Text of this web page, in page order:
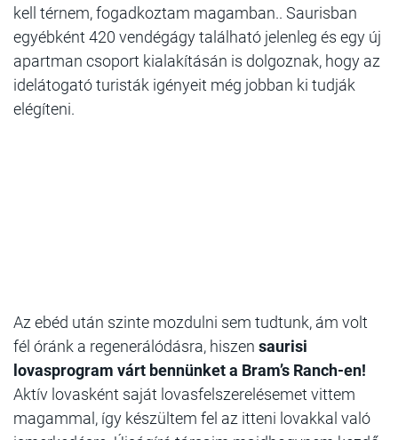
kell térnem, fogadkoztam magamban.. Saurisban
egyébként 420 vendégágy található jelenleg és egy új
apartman csoport kialakításán is dolgoznak, hogy az
idelátogató turisták igényeit még jobban ki tudják
elégíteni.
Az ebéd után szinte mozdulni sem tudtunk, ám volt
fél óránk a regenerálódásra, hiszen saurisi
lovasprogram várt bennünket a Bram’s Ranch-en!
Aktív lovasként saját lovasfelszerelésemet vittem
magammal, így készültem fel az itteni lovakkal való